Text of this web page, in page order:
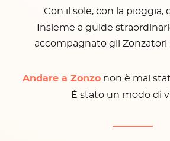
Con il sole, con la pioggia,
Insieme a guide
accompagnato gli Zonzatori
Andare a Zonzonon è mai
È stato un modo di